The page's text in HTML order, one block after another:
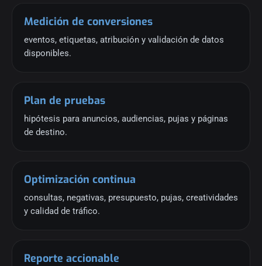
Medición de conversiones
eventos, etiquetas, atribución y validación de datos
disponibles.
Plan de pruebas
hipótesis para anuncios, audiencias, pujas y páginas
de destino.
Optimización continua
consultas, negativas, presupuesto, pujas, creatividades
y calidad de tráfico.
Reporte accionable